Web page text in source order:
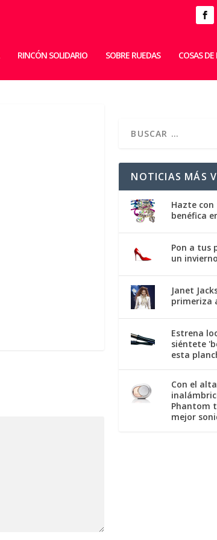
RINCÓN SOLIDARIO SOBRE RUEDAS COSAS DE
NOTICIAS MÁS
Hazte
benéfica
Pon a tus
un
Janet
primeriza
Estrena
siéntete
esta
Con el
Phantom
mejor